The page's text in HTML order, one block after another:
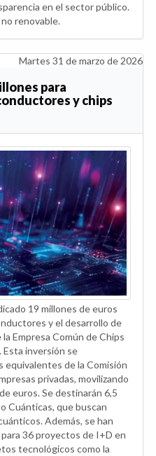
en el sector público.
renovable.
Martes 31 de marzo de 2026
para
y chips
19 millones de euros
y el desarrollo de
Empresa Común de Chips
Esta inversión se
de la Comisión
privadas, movilizando
euros. Se destinarán 6,5
Cuánticas, que buscan
Además, se han
36 proyectos de I+D en
tecnológicos como la